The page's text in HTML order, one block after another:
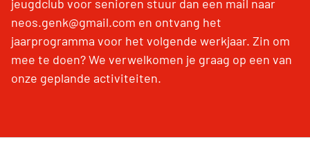
jeugdclub voor senioren stuur dan een mail naar
neos.genk@gmail.com en ontvang het
jaarprogramma voor het volgende werkjaar. Zin om
mee te doen? We verwelkomen je graag op een van
onze geplande activiteiten.